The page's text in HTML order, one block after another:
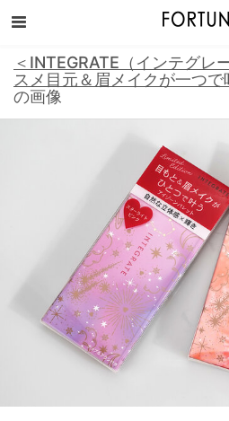
＜INTEGRATE（インテグレ
スメ目元＆眉メイクが一つ
の画像